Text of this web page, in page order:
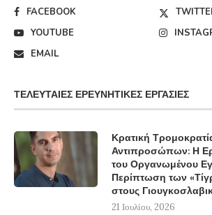
FACEBOOK
YOUTUBE
EMAIL
ΤΕΛΕΥΤΑΊΕΣ ΕΡΕΥΝΗΤΙΚΈΣ ΕΡΓΑΣΊΕΣ
Κρατική
Αντιπροσώπων: Η
του Οργανωμένου
Περίπτωση των
στους
21 Ιουλίου, 2026